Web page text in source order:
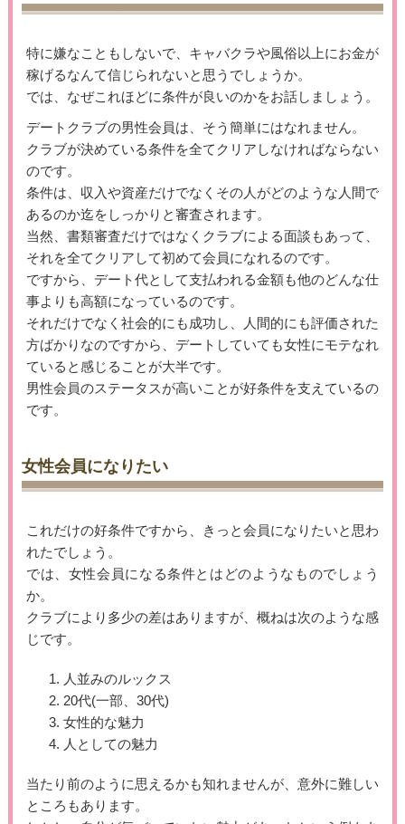
特に嫌なこともしないで、キャバクラや風俗以上にお金が
稼げるなんて信じられないと思うでしょうか。
では、なぜこれほどに条件が良いのかをお話しましょう。
デートクラブの男性会員は、そう簡単にはなれません。
クラブが決めている条件を全てクリアしなければならない
のです。
条件は、収入や資産だけでなくその人がどのような人間で
あるのか迄をしっかりと審査されます。
当然、書類審査だけではなくクラブによる面談もあって、
それを全てクリアして初めて会員になれるのです。
ですから、デート代として支払われる金額も他のどんな仕
事よりも高額になっているのです。
それだけでなく社会的にも成功し、人間的にも評価された
方ばかりなのですから、デートしていても女性にモテなれ
ていると感じることが大半です。
男性会員のステータスが高いことが好条件を支えているの
です。
女性会員になりたい
これだけの好条件ですから、きっと会員になりたいと思わ
れたでしょう。
では、女性会員になる条件とはどのようなものでしょう
か。
クラブにより多少の差はありますが、概ねは次のような感
じです。
1. 人並みのルックス
2. 20代(一部、30代)
3. 女性的な魅力
4. 人としての魅力
当たり前のように思えるかも知れませんが、意外に難しい
ところもあります。